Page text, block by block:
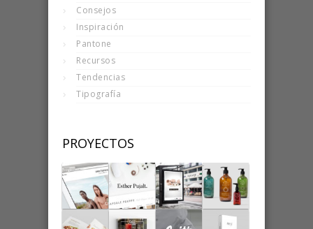
Consejos
Inspiración
Pantone
Recursos
Tendencias
Tipografía
PROYECTOS